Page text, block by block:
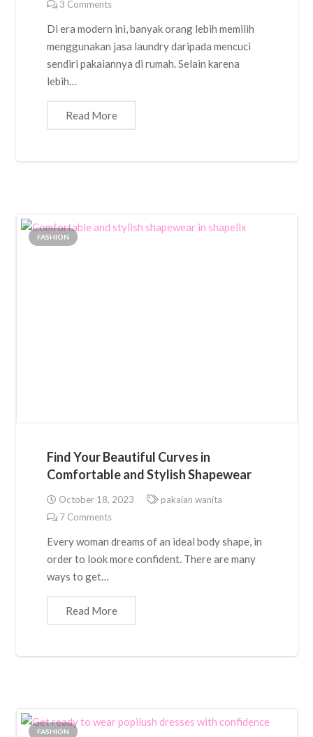
3 Comments
Di era modern ini, banyak orang lebih memilih
menggunakan jasa laundry daripada mencuci
sendiri pakaiannya di rumah. Selain karena
lebih…
Read More
FASHION
Find Your Beautiful Curves in
Comfortable and Stylish Shapewear
October 18, 2023
pakaian wanita
7 Comments
Every woman dreams of an ideal body shape, in
order to look more confident. There are many
ways to get…
Read More
FASHION